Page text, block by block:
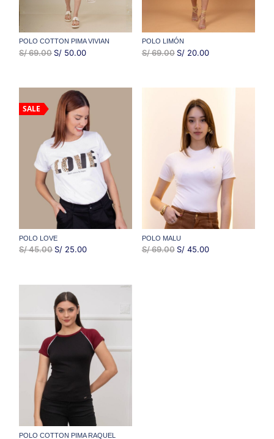
POLO COTTON PIMA VIVIAN
S/69.00 EL
ERA:
S/ 69.00.
S/ 50.00EL
ES:
S/ 50.00.
POLO LIMÓN
S/69.00 EL
ERA:
S/ 69.00.
S/20.00EL
S/ 20.00.
SALE
POLO LOVE
S/45.00 EL
ERA:
S/ 45.00.
S/ 25.00EL
S/ 25.00.
POLO MALU
S/69.00 EL
S/45.00EL
POLO COTTON PIMA RAQUEL